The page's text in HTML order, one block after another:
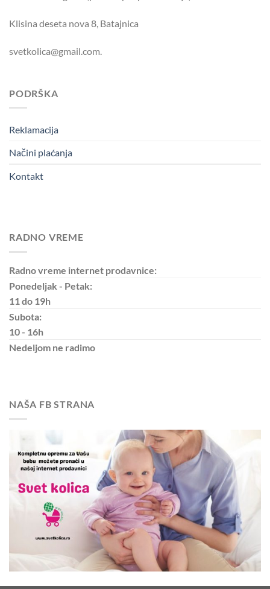
Klisina deseta nova 8, Batajnica
svetkolica@gmail.com.
PODRŠKA
Reklamacija
Načini plaćanja
Kontakt
RADNO VREME
Radno vreme internet prodavnice:
Ponedeljak - Petak:
11 do 19h
Subota:
10 - 16h
Nedeljom ne radimo
NAŠA FB STRANA